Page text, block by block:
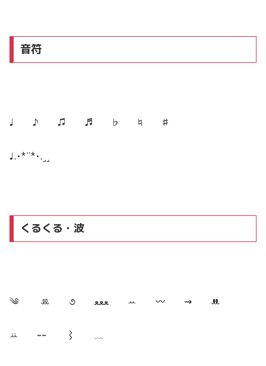
音符
♩ ♪ ♫ ♬ ♭ ♮ ♯
♩.•*¨*•.¸¸
くるくる・波
༄ ‪ ꔛ‬ ૭ ﻌﻌﻌ ꕀ 〰️ ⇝ ꔚ
ꕁ ╍ ⌇ ﹏